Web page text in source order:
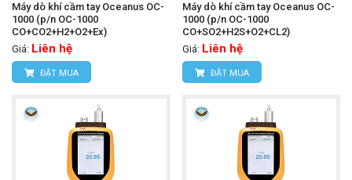
Máy dò khí cầm tay Oceanus OC-
1000 (p/n OC-1000
CO+CO2+H2+O2+Ex)
Giá: Liên hệ
ĐẶT MUA
Máy dò khí cầm tay Oceanus OC-
1000 (p/n OC-1000
CO+SO2+H2S+O2+CL2)
Giá: Liên hệ
ĐẶT MUA